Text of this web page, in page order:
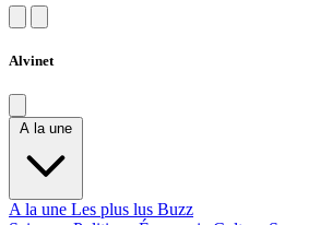
Alvinet
A la une
A la une Les plus lus Buzz